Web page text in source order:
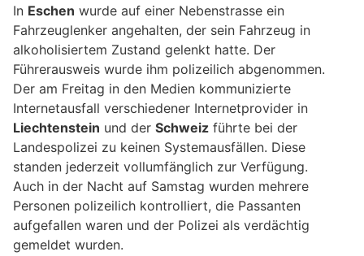
In Eschen wurde auf einer Nebenstrasse ein
Fahrzeuglenker angehalten, der sein Fahrzeug in
alkoholisiertem Zustand gelenkt hatte. Der
Führerausweis wurde ihm polizeilich abgenommen.
Der am Freitag in den Medien kommunizierte
Internetausfall verschiedener Internetprovider in
Liechtenstein und der Schweiz führte bei der
Landespolizei zu keinen Systemausfällen. Diese
standen jederzeit vollumfänglich zur Verfügung.
Auch in der Nacht auf Samstag wurden mehrere
Personen polizeilich kontrolliert, die Passanten
aufgefallen waren und der Polizei als verdächtig
gemeldet wurden.